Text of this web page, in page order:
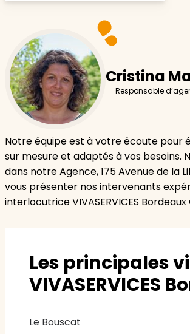
Cristina
Responsable
Notre équipe est à votre écoute pour
sur mesure et adaptés à vos besoins.
dans notre Agence, 175 Avenue de la
vous présenter nos intervenants
interlocutrice VIVASERVICES Bordeaux
Les principales
VIVASERVICES
Le Bouscat